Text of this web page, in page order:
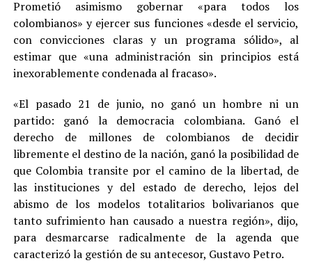
Prometió asimismo gobernar «para todos los
colombianos» y ejercer sus funciones «desde el servicio,
con convicciones claras y un programa sólido», al
estimar que «una administración sin principios está
inexorablemente condenada al fracaso».
«El pasado 21 de junio, no ganó un hombre ni un
partido: ganó la democracia colombiana. Ganó el
derecho de millones de colombianos de decidir
libremente el destino de la nación, ganó la posibilidad de
que Colombia transite por el camino de la libertad, de
las instituciones y del estado de derecho, lejos del
abismo de los modelos totalitarios bolivarianos que
tanto sufrimiento han causado a nuestra región», dijo,
para desmarcarse radicalmente de la agenda que
caracterizó la gestión de su antecesor, Gustavo Petro.